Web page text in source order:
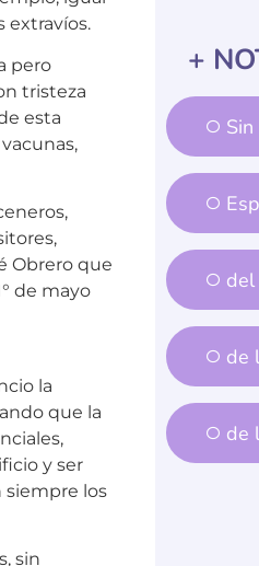
pero
tristeza
esta
Obrero que
de mayo
la
que la
y ser
los
sin
+
de
de